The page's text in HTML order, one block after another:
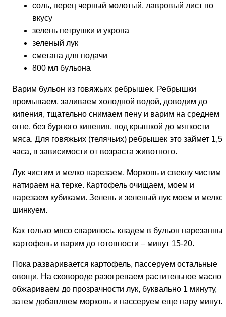
соль, перец черный молотый, лавровый лист по
вкусу
зелень петрушки и укропа
зеленый лук
сметана для подачи
800 мл бульона
Варим бульон из говяжьих ребрышек. Ребрышки
промываем, заливаем холодной водой, доводим до
кипения, тщательно снимаем пену и варим на среднем
огне, без бурного кипения, под крышкой до мягкости
мяса. Для говяжьих (телячьих) ребрышек это займет
часа, в зависимости от возраста животного.
Лук чистим и мелко нарезаем. Морковь и свеклу чистим
натираем на терке. Картофель очищаем, моем и
нарезаем кубиками. Зелень и зеленый лук моем и мелко
шинкуем.
Как только мясо сварилось, кладем в бульон
картофель и варим до готовности – минут 15-20.
Пока разваривается картофель, пассеруем остальные
овощи. На сковороде разогреваем растительное масло
обжариваем до прозрачности лук, буквально 1 минуту,
затем добавляем морковь и пассеруем еще пару минут.